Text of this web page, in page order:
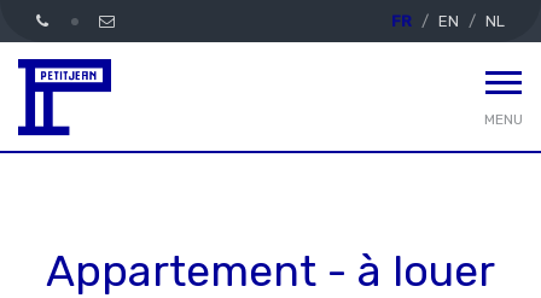
FR EN NL
MENU
Appartement - à louer